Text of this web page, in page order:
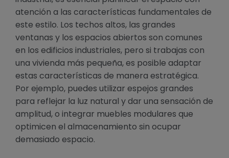
atención a las características fundamentales de
este estilo. Los techos altos, las grandes
ventanas y los espacios abiertos son comunes
en los edificios industriales, pero si trabajas con
una vivienda más pequeña, es posible adaptar
estas características de manera estratégica.
Por ejemplo, puedes utilizar espejos grandes
para reflejar la luz natural y dar una sensación de
amplitud, o integrar muebles modulares que
optimicen el almacenamiento sin ocupar
demasiado espacio.